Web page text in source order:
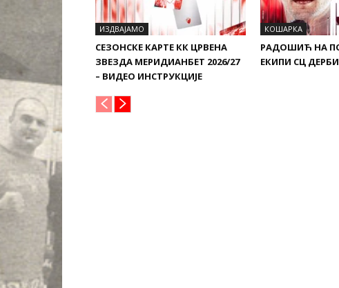
ИЗДВАЈАМО
СЕЗОНСКЕ КАРТЕ КК ЦРВЕНА
ЗВЕЗДА МЕРИДИАНБЕТ 2026/27
– ВИДЕО ИНСТРУКЦИЈЕ
КОШАРКА
РАДОШИЋ НА
ЕКИПИ СЦ ДЕРБИ